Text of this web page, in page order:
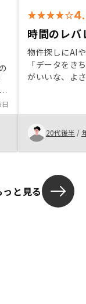
時間のレバ
物件探しにAI
「データをき
がいいな、よ
の印象から
に話を聞いて
らRENOSYに
20代後半 /
と見る